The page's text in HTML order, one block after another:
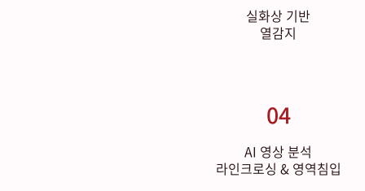
실화상 기반
열감지
04
AI 영상 분석
라인크로싱 & 영역침입